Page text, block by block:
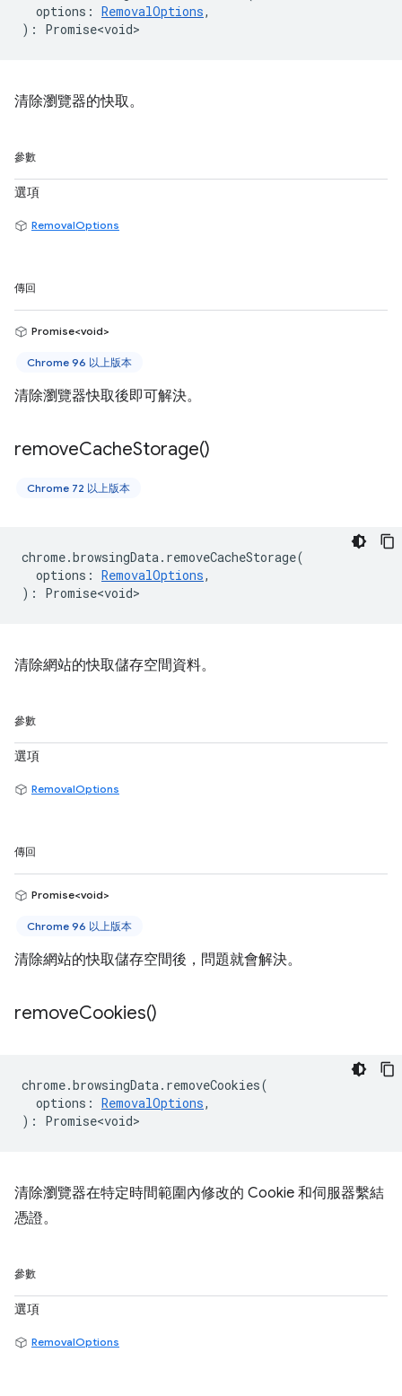
options : RemovalOptions,
) : Promise<void>
清除瀏覽器的快取。
參數
選項
RemovalOptions
傳回
Promise<void>
Chrome 96 以上版本
清除瀏覽器快取後即可解決。
removeCacheStorage()
Chrome 72 以上版本
chrome.browsingData. removeCacheStorage(
options : RemovalOptions,
) : Promise<void>
清除網站的快取儲存空間資料。
參數
選項
RemovalOptions
傳回
Promise<void>
Chrome 96 以上版本
清除網站的快取儲存空間後，問題就會解決。
removeCookies()
chrome.browsingData. removeCookies(
options : RemovalOptions,
) : Promise<void>
清除瀏覽器在特定時間範圍內修改的 Cookie 和伺服器繫結
憑證。
參數
選項
RemovalOptions